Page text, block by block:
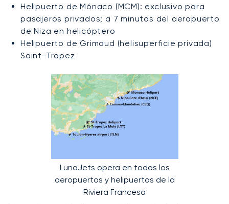
Helipuerto de Mónaco (MCM): exclusivo para
pasajeros privados; a 7 minutos del aeropuerto
de Niza en helicóptero
Helipuerto de Grimaud (helisuperficie privada)
Saint-Tropez
LunaJets opera en todos los
aeropuertos y helipuertos de la
Riviera Francesa